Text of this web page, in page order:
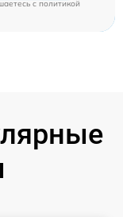
cполитикой